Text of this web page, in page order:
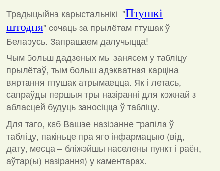
Традыцыйна карыстальнікі "Птушкі
штодня"сочаць за прылётам птушак ў
Беларусь. Запрашаем далучыцца!
Чым больш дадзеных мы занясем у табліцу
прылётаў, тым больш адэкватная карціна
вяртання птушак атрымаецца. Як і летась,
сапраўды першыя тры назіранні для кожнай з
абласцей будуць заносіцца ў табліцу.
Для таго, каб Вашае назіранне трапіла ў
табліцу, пакіньце пра яго інфармацыю (від,
дату, месца – бліжэйшы населены пункт і раён,
аўтар(ы) назірання) у каментарах.